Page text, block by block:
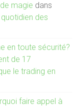
magie dans
des
en toute sécurité?
de 17
le trading en
faire appel à